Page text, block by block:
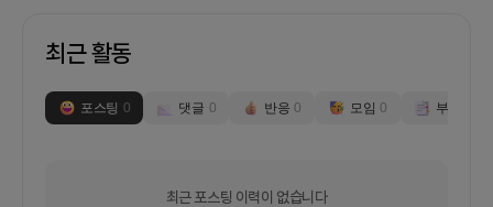
최근 활동
포스팅 0 댓글 0 반응 0 모임 0 부스
최근 포스팅 이력이 없습니다